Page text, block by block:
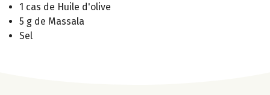
1 cas de Huile d'olive
5 g de Massala
Sel